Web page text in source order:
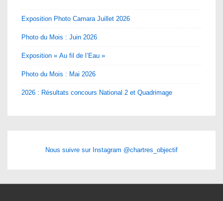
Exposition Photo Camara Juillet 2026
Photo du Mois : Juin 2026
Exposition « Au fil de l’Eau »
Photo du Mois : Mai 2026
2026 : Résultats concours National 2 et Quadrimage
Nous suivre sur Instagram @chartres_objectif